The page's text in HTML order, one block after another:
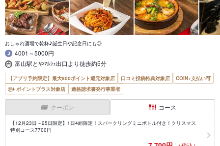
おしゃれ酒場で乾杯♪誕生日や記念日にも◎
4001～5000円
富山駅とやﾏﾙｼｪ出口より徒歩約5分
【アプリ予約限定】最大800ポイント還元対象店 口コミ投稿特典対象店
COIN+支払い可
ポイントプラス対象店
適格請求書発行事業者
クーポン コース
【12月23日～25日限定】1日4組限定！スパークリングミニボトル付き！クリスマス
特別コース7700円